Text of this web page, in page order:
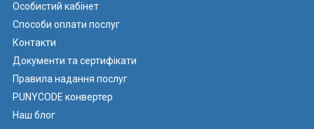
Особистий кабінет
Способи оплати послуг
Контакти
Документи та сертифікати
Правила надання послуг
PUNYCODE конвертер
Наш блог